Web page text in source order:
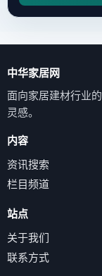
中华家居网
面向家居建材行业
灵感。
内容
资讯搜索
栏目频道
站点
关于我们
联系方式